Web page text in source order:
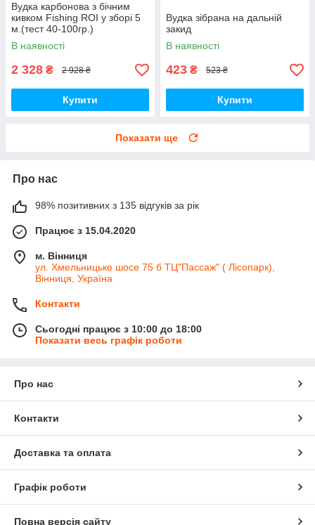
Вудка карбонова з бічним
кивком Fishing ROI у зборі 5
м.(тест 40-100гр.)
В наявності
2 328 ₴ 2 928 ₴
Купити
Вудка зібрана на дальній
закид
В наявності
423 ₴ 523 ₴
Купити
Показати ще
Про нас
98% позитивних з 135 відгуків за рік
Працює з 15.04.2020
м. Вінниця
ул. Хмельницьке шосе 75 б ТЦ"Пассаж" ( Лісопарк),
Вінниця, Україна
Контакти
Сьогодні працює з 10:00 до 18:00
Показати весь графік роботи
Про нас
Контакти
Доставка та оплата
Графік роботи
Повна версія сайту